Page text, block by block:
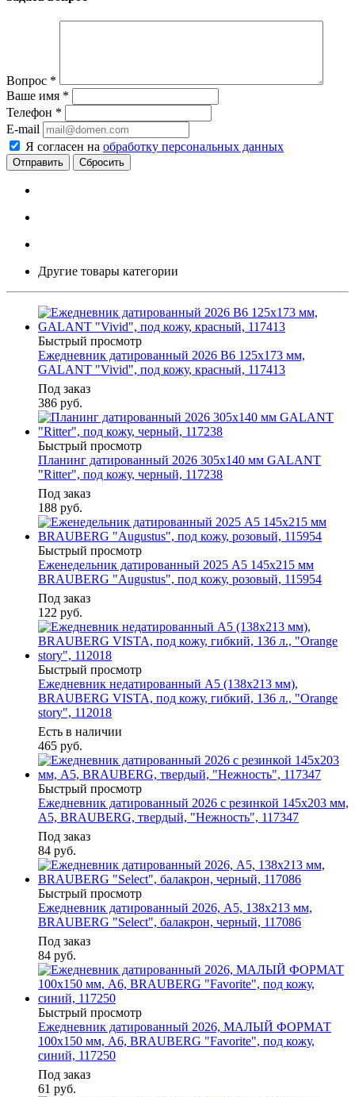
Вопрос *
Ваше имя *
Телефон *
E-mail
Я согласен на обработку персональных данных
Сбросить
Другие товары категории
Быстрый просмотр
Ежедневник датированный 2026 B6 125х173 мм,
GALANT "Vivid", под кожу, красный, 117413
Под заказ
386 руб.
Быстрый просмотр
Планинг датированный 2026 305х140 мм GALANT
"Ritter", под кожу, черный, 117238
Под заказ
188 руб.
Быстрый просмотр
Еженедельник датированный 2025 А5 145х215 мм
BRAUBERG "Augustus", под кожу, розовый, 115954
Под заказ
122 руб.
Быстрый просмотр
Ежедневник недатированный А5 (138х213 мм),
BRAUBERG VISTA, под кожу, гибкий, 136 л., "Orange
story", 112018
Есть в наличии
465 руб.
Быстрый просмотр
Ежедневник датированный 2026 с резинкой 145х203 мм,
А5, BRAUBERG, твердый, "Нежность", 117347
Под заказ
84 руб.
Быстрый просмотр
Ежедневник датированный 2026, А5, 138x213 мм,
BRAUBERG "Select", балакрон, черный, 117086
Под заказ
84 руб.
Быстрый просмотр
Ежедневник датированный 2026, МАЛЫЙ ФОРМАТ
100х150 мм, А6, BRAUBERG "Favorite", под кожу,
синий, 117250
Под заказ
61 руб.